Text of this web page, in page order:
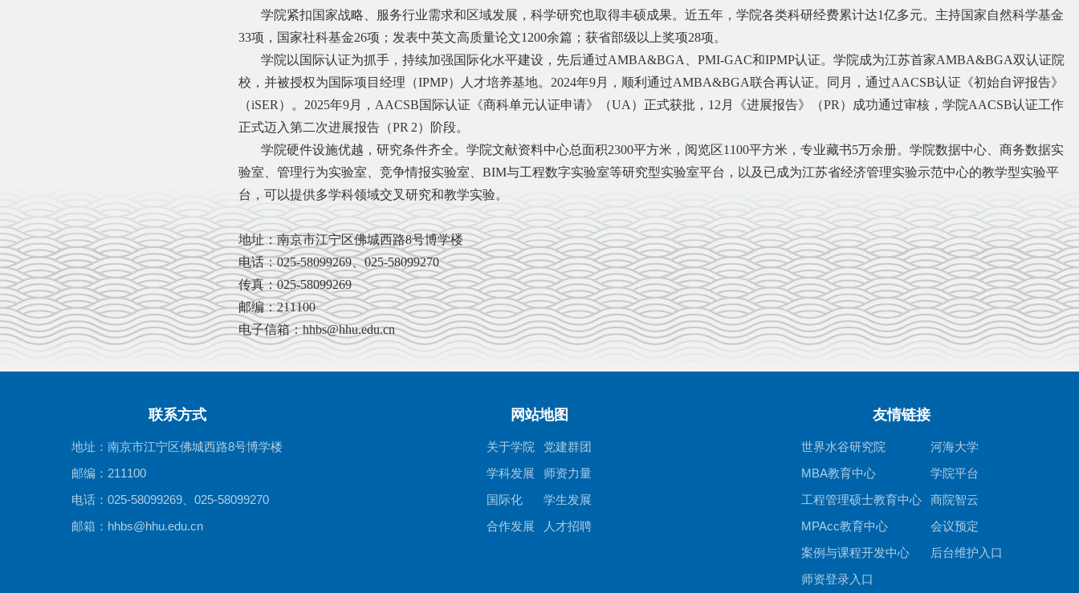
学院紧扣国家战略、服务行业需求和区域发展，科学研究也取得丰硕成果。近五年，学院各类科研经费累计达1亿多元。主持国家自然科学基金
33项，国家社科基金26项；发表中英文高质量论文1200余篇；获省部级以上奖项28项。
学院以国际认证为抓手，持续加强国际化水平建设，先后通过AMBA&BGA PMI-GAC和IPMP认证。学院成为江苏首家AMBA&BGA双认证院
校，并被授权为国际项目经理（IPMP）人才培养基地。 2024年9月，顺利通过AMBA&BGA联合再认证。同月，通过AACSB认证《初始自评报告》
（iSER ）。 2025年9月， AACSB国际认证《商科单元认证申请》（UA）正式获批，12月《进展报告》（PR）成功通过审核，学院AACSB认证工作
正式迈入第二次进展报告（PR 2）阶段。
学院硬件设施优越，研究条件齐全。学院文献资料中心总面积2300平方米，阅览区1100平方米，专业藏书5万余册。学院数据中心、商务数据实
验室、管理行为实验室、竞争情报实验室、 BIM与工程数字实验室等研究型实验室平台，以及已成为江苏省经济管理实验示范中心的教学型实验平
台，可以提供多学科领域交叉研究和教学实验。
地址：南京市江宁区佛城西路8号博学楼
电话：025-58099269、025-58099270
传真：025-58099269
邮编：211100
电子信箱：hhbs@hhu.edu.cn
联系方式
地址：南京市江宁区佛城西路8号博学楼
邮编：211100
电话：025-58099269、025-58099270
邮箱：hhbs@hhu.edu.cn
网站地图
关于学院
党建群团
学科发展
师资力量
国际化
学生发展
合作发展
人才招聘
友情链接
世界水谷研究院
河海大学
MBA教育中心
学院平台
工程管理硕士教育中心
商院智云
MPAcc教育中心
会议预定
案例与课程开发中心
后台维护入口
师资登录入口